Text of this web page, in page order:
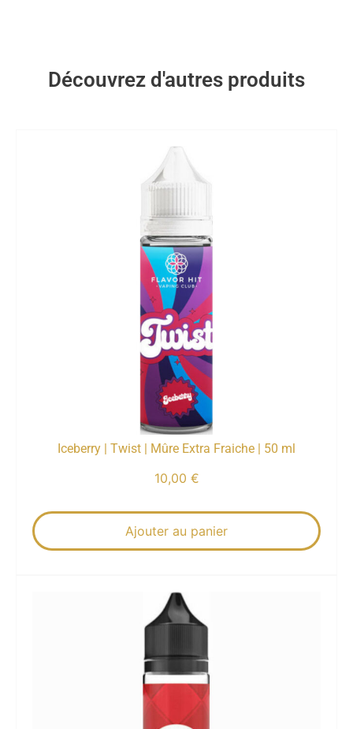
Découvrez d'autres produits
Iceberry | Twist | Mûre Extra Fraiche | 50 ml
10,00 €
Ajouter au panier